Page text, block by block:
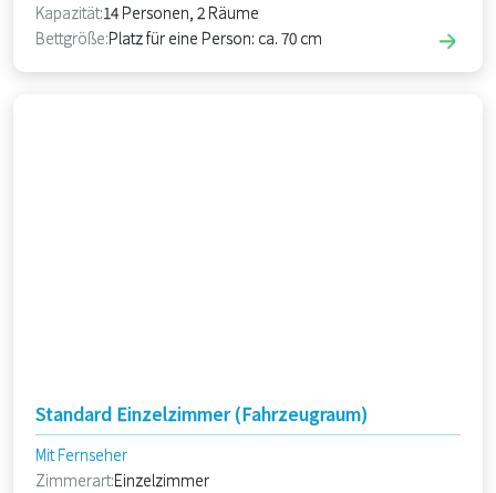
Kapazität:14 Personen, 2 Räume
Bettgröße:Platz für eine Person: ca. 70 cm
Standard Einzelzimmer (Fahrzeugraum)
Mit Fernseher
Zimmerart:Einzelzimmer